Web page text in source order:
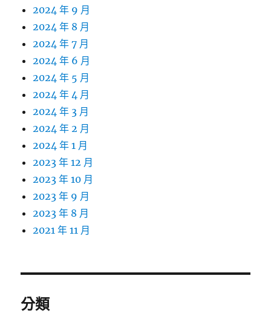
2024 年 9 月
2024 年 8 月
2024 年 7 月
2024 年 6 月
2024 年 5 月
2024 年 4 月
2024 年 3 月
2024 年 2 月
2024 年 1 月
2023 年 12 月
2023 年 10 月
2023 年 9 月
2023 年 8 月
2021 年 11 月
分類